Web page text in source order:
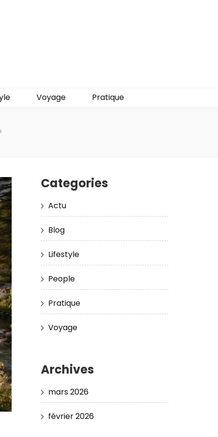
Voyage Pratique
Categories
Actu
Blog
Lifestyle
People
Pratique
Voyage
Archives
mars 2026
février 2026